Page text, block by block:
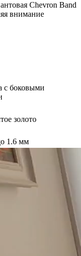
Chevron Band
внимание
с боковыми
золото
1.6 мм